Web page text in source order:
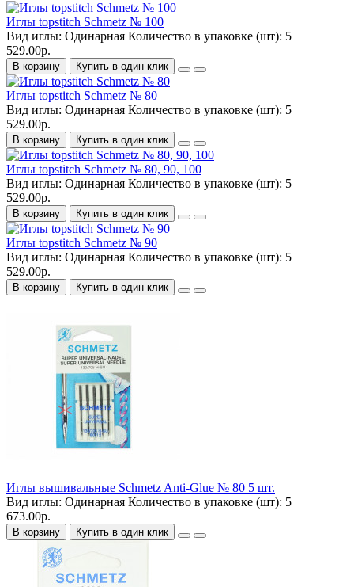
Иглы topstitch Schmetz № 100
Вид иглы: Одинарная Количество в упаковке (шт): 5
529.00р.
В корзину Купить в один клик
Иглы topstitch Schmetz № 80
Вид иглы: Одинарная Количество в упаковке (шт): 5
529.00р.
В корзину Купить в один клик
Иглы topstitch Schmetz № 80, 90, 100
Вид иглы: Одинарная Количество в упаковке (шт): 5
529.00р.
В корзину Купить в один клик
Иглы topstitch Schmetz № 90
Вид иглы: Одинарная Количество в упаковке (шт): 5
529.00р.
В корзину Купить в один клик
Иглы вышивальные Schmetz Anti-Glue № 80 5 шт.
Вид иглы: Одинарная Количество в упаковке (шт): 5
673.00р.
В корзину Купить в один клик